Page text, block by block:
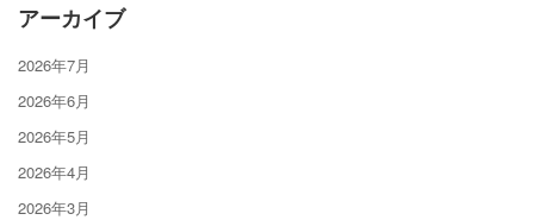
アーカイブ
2026年7月
2026年6月
2026年5月
2026年4月
2026年3月